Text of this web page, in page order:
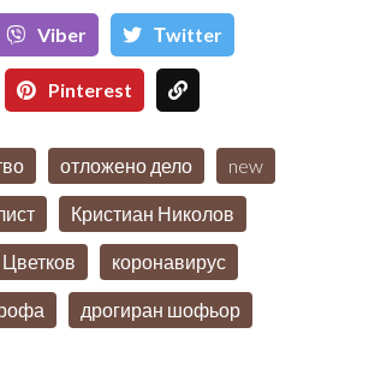
Viber Тwitter
Pinterest
отложено дело new
Кристиан Николов
коронавирус
дрогиран шофьор